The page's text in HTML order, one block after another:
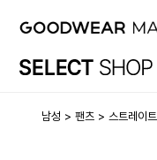
남성 팬츠 스트레이트